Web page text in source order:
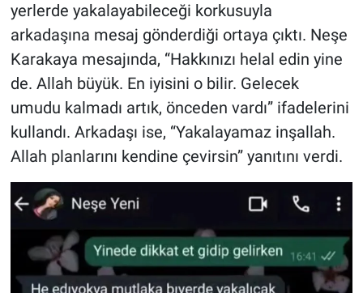
yerlerde yakalayabileceği korkusuyla
arkadaşına mesaj gönderdiği ortaya çıktı. Neşe
Karakaya mesajında, “Hakkınızı helal edin yine
de. Allah büyük. En iyisini o bilir. Gelecek
umudu kalmadı artık, önceden vardı” ifadelerini
kullandı. Arkadaşı ise, “Yakalayamaz inşallah.
Allah planlarını kendine çevirsin” yanıtını verdi.
Sağlık
Spor
Teknoloji
Türkiye'nin Geleceği
Türkiye'nin Gündemi
Yerel Gündem
Yerel Yaşam